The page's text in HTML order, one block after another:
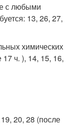
с любыми
13, 26, 27,
химических
ч. ), 14, 15, 16,
20, 28 (после